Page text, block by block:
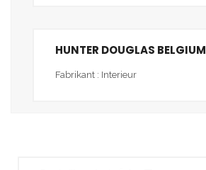
HUNTER DOUGLAS BELGIUM
Fabrikant : Interieur